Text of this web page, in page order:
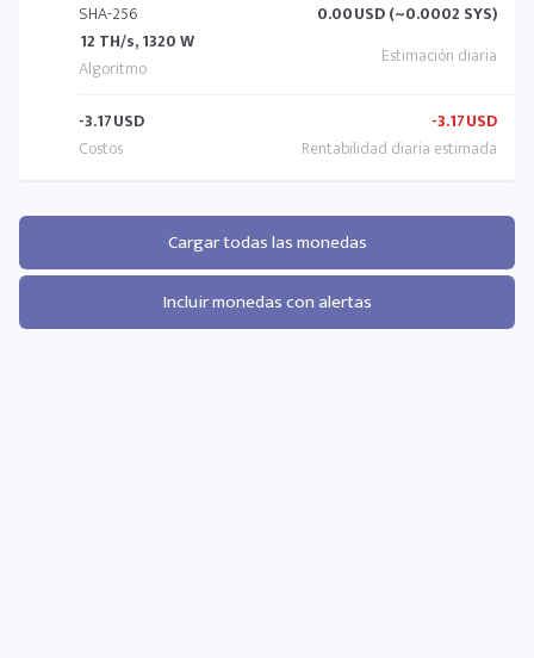
SHA-256
12 TH/s, 1320 W
0.00USD (~0.0002 SYS)
-3.17USD -3.17USD
Cargar todas las monedas
Incluir monedas con alertas